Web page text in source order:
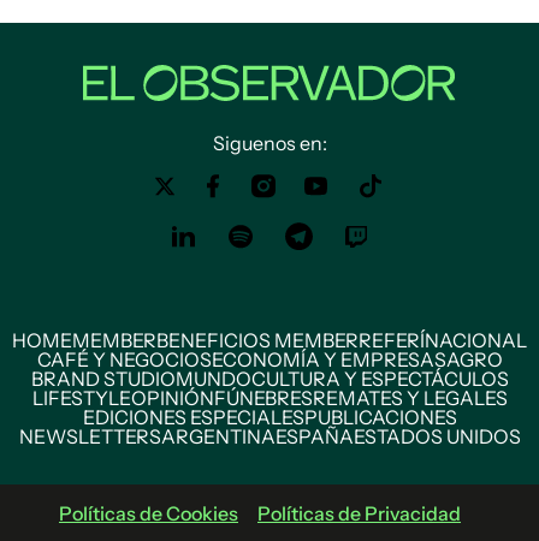
Siguenos en:
HOMEMEMBERBENEFICIOS MEMBERREFERÍNACIONAL
CAFÉ Y NEGOCIOSECONOMÍA Y EMPRESASAGRO
BRAND STUDIOMUNDOCULTURA Y ESPECTÁCULOS
LIFESTYLEOPINIÓNFÚNEBRESREMATES Y LEGALES
EDICIONES ESPECIALESPUBLICACIONES
NEWSLETTERSARGENTINAESPAÑAESTADOS UNIDOS
Políticas de Cookies Políticas de Privacidad